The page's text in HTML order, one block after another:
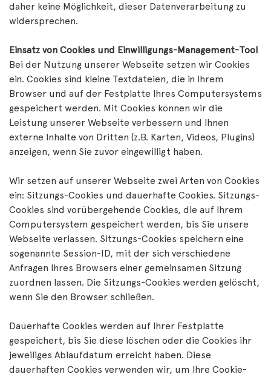
daher keine Möglichkeit, dieser Datenverarbeitung zu
widersprechen.
Einsatz von Cookies und Einwilligungs-Management-Tool
Bei der Nutzung unserer Webseite setzen wir Cookies
ein. Cookies sind kleine Textdateien, die in Ihrem
Browser und auf der Festplatte Ihres Computersystems
gespeichert werden. Mit Cookies können wir die
Leistung unserer Webseite verbessern und Ihnen
externe Inhalte von Dritten (z.B. Karten, Videos, Plugins)
anzeigen, wenn Sie zuvor eingewilligt haben.
Wir setzen auf unserer Webseite zwei Arten von Cookies
ein: Sitzungs-Cookies und dauerhafte Cookies. Sitzungs-
Cookies sind vorübergehende Cookies, die auf Ihrem
Computersystem gespeichert werden, bis Sie unsere
Webseite verlassen. Sitzungs-Cookies speichern eine
sogenannte Session-ID, mit der sich verschiedene
Anfragen Ihres Browsers einer gemeinsamen Sitzung
zuordnen lassen. Die Sitzungs-Cookies werden gelöscht,
wenn Sie den Browser schließen.
Dauerhafte Cookies werden auf Ihrer Festplatte
gespeichert, bis Sie diese löschen oder die Cookies ihr
jeweiliges Ablaufdatum erreicht haben. Diese
dauerhaften Cookies verwenden wir, um Ihre Cookie-